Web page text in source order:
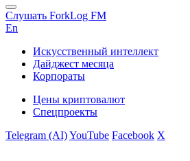
Слушать ForkLog FM
En
Искусственный интеллект
Дайджест месяца
Корпораты
Цены криптовалют
Спецпроекты
Telegram (AI)YouTube Facebook X